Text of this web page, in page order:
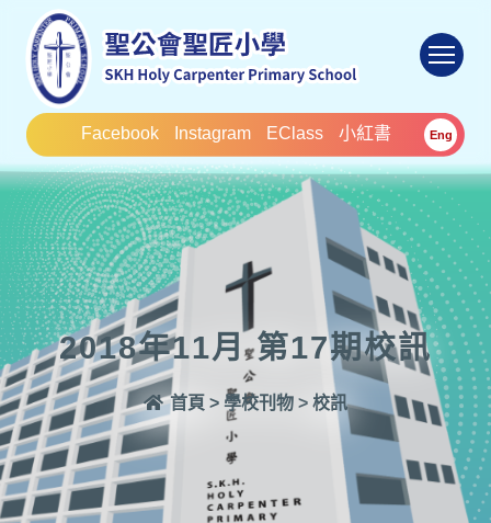
Facebook Instagram EClass 小紅書 Eng
2018年11月 第17期校訊
首頁 > 學校刊物 > 校訊